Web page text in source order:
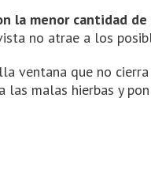
la menor cantidad
no atrae a los
ventana que no
malas hierbas y